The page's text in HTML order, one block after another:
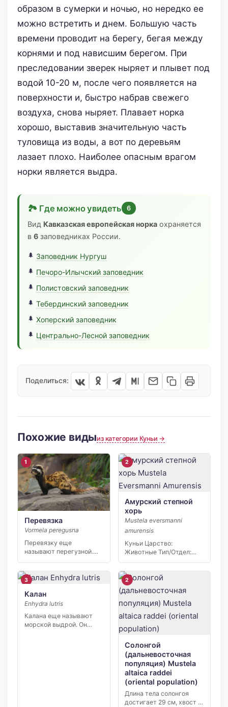
образом в сумерки и ночью, но нередко ее
можно встретить и днем. Большую часть
времени проводит на берегу, бегая между
корнями и под нависшим берегом. При
преследовании зверек ныряет и плывет под
водой 10-20 м, после чего появляется на
поверхности и, быстро набрав свежего
воздуха, снова ныряет. Плавает норка
хорошо, выставив значительную часть
туловища из воды, а вот по деревьям
лазает плохо. Наиболее опасным врагом
норки является выдра.
🏞 Где можно увидеть 6
Вид Кавказская европейская норка охраняется
в6 заповедниках России.
Заповедник Нургуш
Печоро-Илычский заповедник
Полистовский заповедник
Тебердинский заповедник
Хоперский заповедник
Центрально-Лесной заповедник
Поделиться:
Похожие видыиз категории Куньи →
1
Перевязка
Vormela peregusna
Перевязку еще
называют перегузной.
Основные места […]
2
Амурский степной
хорь
Mustela eversmanni
amurensis
Куньи Царство:
Животные Тип/Отдел:
Млекопитающие Отряд/
Порядок: Хищные…
3
Калан
Enhydra lutris
Калана еще называют
морской выдрой. Он
2
Солонгой
(дальневосточная
популяция) Mustela
altaica raddei
(oriental population)
Длина тела солонгоя
достигает 29 см, хвост –